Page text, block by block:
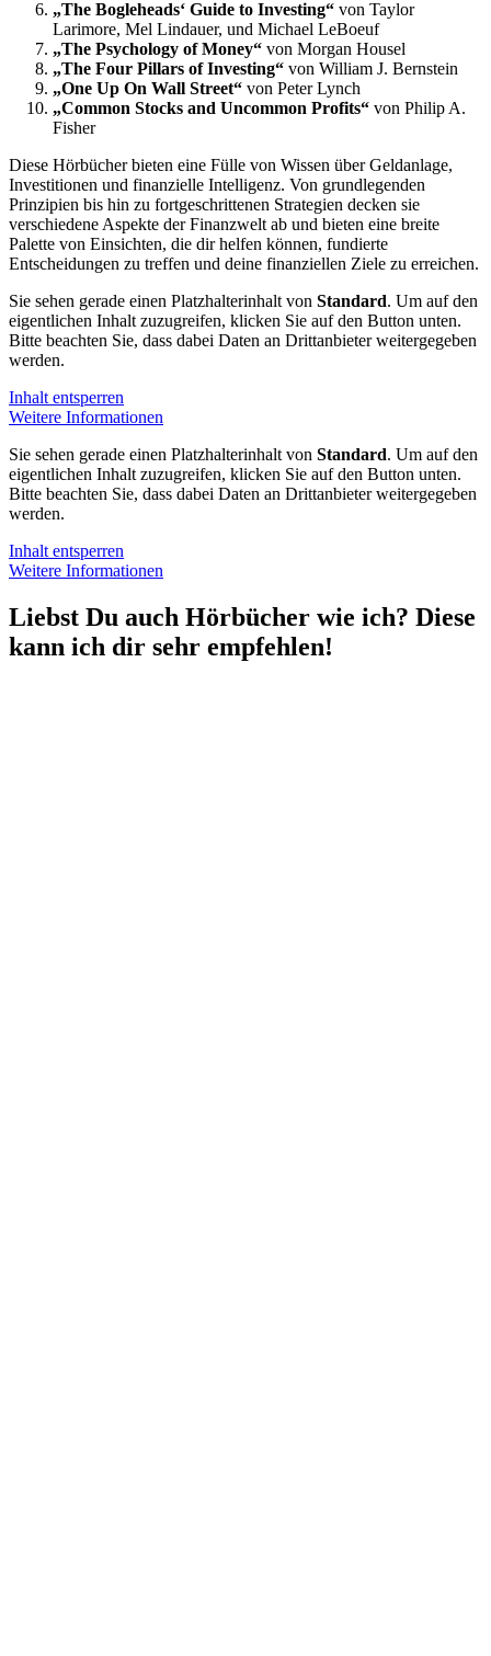
„The Bogleheads‘ Guide to Investing“ von Taylor
Larimore, Mel Lindauer, und Michael LeBoeuf
„The Psychology of Money“ von Morgan Housel
„The Four Pillars of Investing“ von William J. Bernstein
„One Up On Wall Street“ von Peter Lynch
„Common Stocks and Uncommon Profits“ von Philip A.
Fisher
Diese Hörbücher bieten eine Fülle von Wissen über Geldanlage,
Investitionen und finanzielle Intelligenz. Von grundlegenden
Prinzipien bis hin zu fortgeschrittenen Strategien decken sie
verschiedene Aspekte der Finanzwelt ab und bieten eine breite
Palette von Einsichten, die dir helfen können, fundierte
Entscheidungen zu treffen und deine finanziellen Ziele zu erreichen.
Sie sehen gerade einen Platzhalterinhalt von Standard. Um auf den
eigentlichen Inhalt zuzugreifen, klicken Sie auf den Button unten.
Bitte beachten Sie, dass dabei Daten an Drittanbieter weitergegeben
werden.
Inhalt entsperren
Weitere Informationen
Sie sehen gerade einen Platzhalterinhalt von Standard. Um auf den
eigentlichen Inhalt zuzugreifen, klicken Sie auf den Button unten.
Bitte beachten Sie, dass dabei Daten an Drittanbieter weitergegeben
werden.
Inhalt entsperren
Weitere Informationen
Liebst Du auch Hörbücher wie ich? Diese
kann ich dir sehr empfehlen!